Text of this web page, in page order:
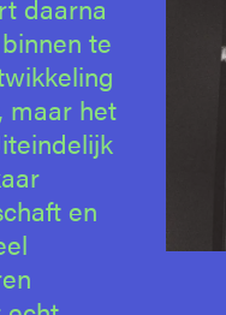
daarna
te
maar het
en